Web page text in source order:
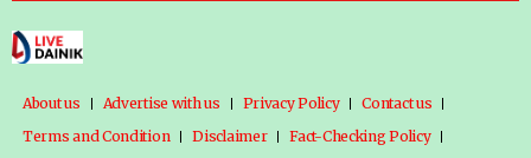
About us Advertise with us Privacy Policy
Contact us
Terms and Condition
Disclaimer
Fact-Checking Policy